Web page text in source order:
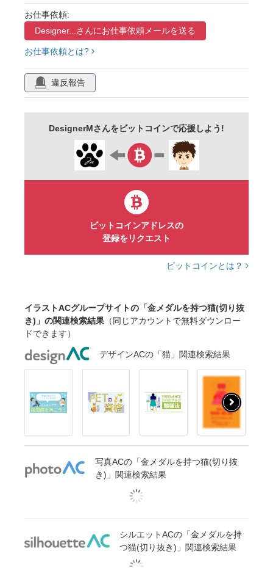
ワンポイント 白背景 ポーズ jpg
png 切り抜き 無料
アニマル 動物
イラスト かわいい 癒やし 空想
芸術 アート
お仕事依頼:
Designer...さんにお仕事依頼メールを送る
お仕事依頼とは?
違反報告
DesignerMさんをビットコインで応援しよう!
ビットコインアドレスの
登録をリクエスト
ビットコインとは？
イラストACグループサイトの「金メダルを持つ猫(切り抜
き)」の関連検索結果 （同じアカウントで無料ダウンロー
ドできます）
デザインACの「猫」関連検索結果
写真ACの「金メダルを持つ猫(切り抜
き)」関連検索結果
シルエットACの「金メダルを持
つ猫(切り抜き)」関連検索結果